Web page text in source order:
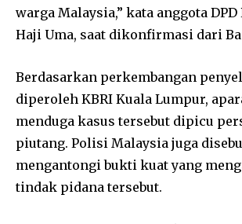
warga Malaysia,” kata anggota DPD
Haji Uma, saat dikonfirmasi dari
Berdasarkan perkembangan
diperoleh KBRI Kuala Lumpur,
menduga kasus tersebut dipicu
piutang. Polisi Malaysia juga
mengantongi bukti kuat yang
tindak pidana tersebut.